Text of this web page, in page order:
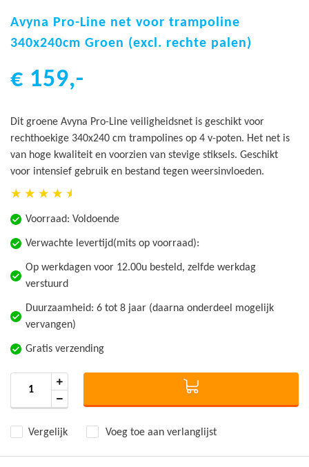
naar
het
van
gallerij
Avyna Pro-Line net voor trampoline
340x240cm Groen (excl. rechte palen)
€ 159,-
Dit groene Avyna Pro-Line veiligheidsnet is geschikt voor
rechthoekige 340x240 cm trampolines op 4 v-poten. Het net is
van hoge kwaliteit en voorzien van stevige stiksels. Geschikt
voor intensief gebruik en bestand tegen weersinvloeden.
Voorraad: Voldoende
Verwachte levertijd(mits op voorraad):
Op werkdagen voor 12.00u besteld, zelfde werkdag
verstuurd
Duurzaamheid: 6 tot 8 jaar (daarna onderdeel mogelijk
vervangen)
Gratis verzending
Vergelijk Voeg toe aan verlanglijst